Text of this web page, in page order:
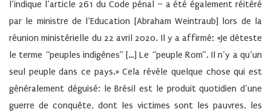
l’indique l’article 261 du Code pénal – a été également réitéré
par le ministre de l’Education [Abraham Weintraub] lors de la
réunion ministérielle du 22 avril 2020. Il y a affirmé: «Je déteste
le terme “peuples indigènes” […] Le “peuple Rom”. Il n’y a qu’un
seul peuple dans ce pays.» Cela révèle quelque chose qui est
généralement déguisé: le Brésil est le produit quotidien d’une
guerre de conquête, dont les victimes sont les pauvres, les